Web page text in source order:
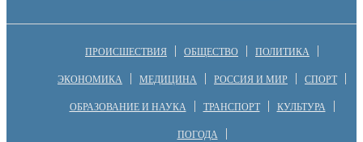
ПРОИСШЕСТВИЯ ОБЩЕСТВО ПОЛИТИКА
ЭКОНОМИКА МЕДИЦИНА РОССИЯ И МИР СПОРТ
ОБРАЗОВАНИЕ И НАУКА ТРАНСПОРТ КУЛЬТУРА
ПОГОДА